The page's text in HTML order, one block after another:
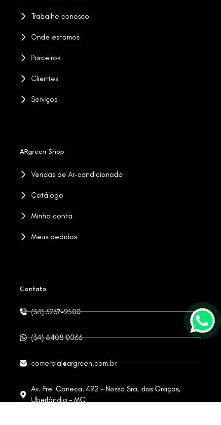
Trabalhe conosco
Onde estamos
Parceiros
Clientes
Serviços
ARgreen Shop
Vendas de Ar-condicionado
Catálogo
Minha conta
Meus pedidos
Contato
(34) 3237-2500
(34) 8408 0066
comercial@argreen.com.br
Av. Frei Caneca, 492 - Nossa Sra. das Graças,
Uberlândia - MG